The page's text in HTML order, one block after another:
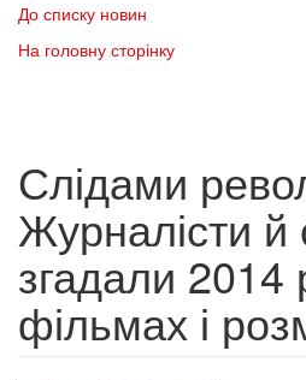
До списку новин
На головну сторінку
Слідами
Журналісти й
згадали 2014
фільмах і